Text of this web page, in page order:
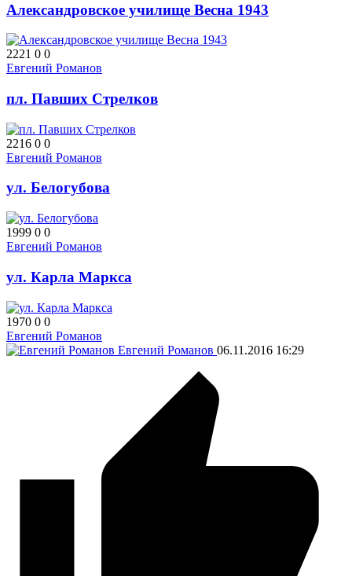
Александровское училище Весна 1943
2221 0 0
Евгений Романов
пл. Павших Стрелков
2216 0 0
Евгений Романов
ул. Белогубова
1999 0 0
Евгений Романов
ул. Карла Маркса
1970 0 0
Евгений Романов
Евгений Романов 06.11.2016 16:29